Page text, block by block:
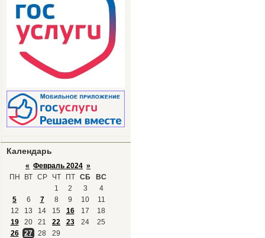
Календарь
« Февраль 2024 »
ПН
ВТ СР ЧТ ПТ СБ
ВС
1
2 3
4
5
6 7 8 9 10
11
12
13 14 15 16 17
18
19
20 21 22 23 24
25
26
27 28 29